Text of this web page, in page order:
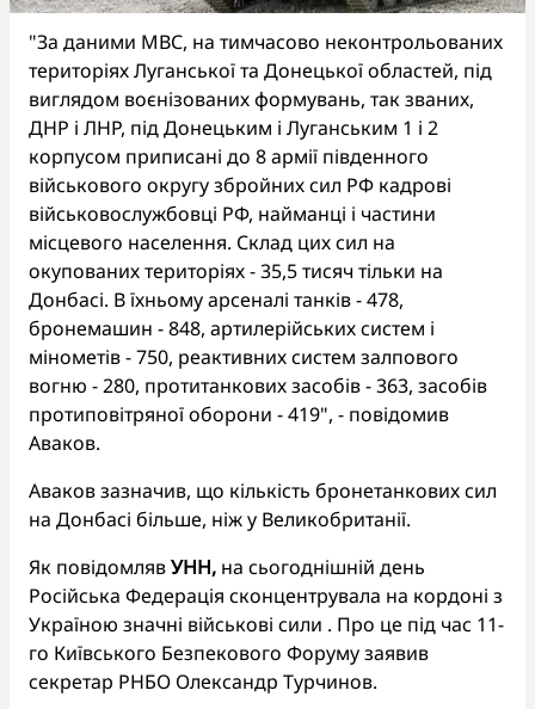
"За даними МВС, на тимчасово неконтрольованих
територіях Луганської та Донецької областей, під
виглядом воєнізованих формувань, так званих,
ДНР і ЛНР, під Донецьким і Луганським 1 і 2
корпусом приписані до 8 армії південного
військового округу збройних сил РФ кадрові
військовослужбовці РФ, найманці і частини
місцевого населення. Склад цих сил на
окупованих територіях - 35,5 тисяч тільки на
Донбасі. В їхньому арсеналі танків - 478,
бронемашин - 848, артилерійських систем і
мінометів - 750, реактивних систем залпового
вогню - 280, протитанкових засобів - 363, засобів
протиповітряної оборони - 419", - повідомив
Аваков.
Аваков зазначив, що кількість бронетанкових сил
на Донбасі більше, ніж у Великобританії.
Як повідомлявУНН, на сьогоднішній день
Російська Федерація сконцентрувала на кордоні з
Україною значні військові сили . Про це під час 11-
го Київського Безпекового Форуму заявив
секретар РНБО Олександр Турчинов.